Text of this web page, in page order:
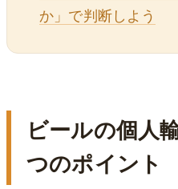
か」で判断しよう
ビールの個人
つのポイント